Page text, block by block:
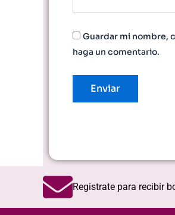
Guardar mi nombre,
haga un comentario.
Registrate para recibir